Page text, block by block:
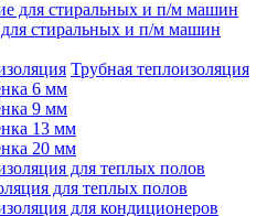
стиральных и п/м машин
Трубная теплоизоляция
6 мм
9 мм
13 мм
20 мм
для теплых полов